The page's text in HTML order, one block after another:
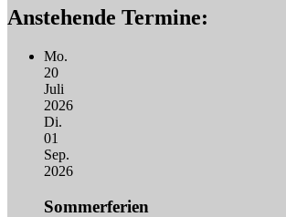
Anstehende Termine:
Mo.
20
Juli
2026
Di.
01
Sep.
2026
Sommerferien